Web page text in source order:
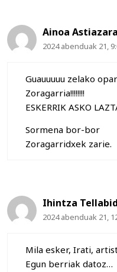
Ainoa
2024 abenduak 21,
Guauuuuu zelako
Zoragarria!!!!!!!!
ESKERRIK ASKO
Sormena bor-bor
Zoragarridxek zarie.
Ihintza
2024 abenduak 21,
Mila esker, Irati,
Egun berriak datoz…